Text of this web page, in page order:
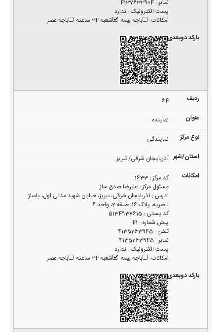
نمابر:
4137632904
پست الکترونیک:ندارد
امکانات: باجه بیمه شعبه 24 ساعته باجه عصر
64
نماینده
نمایندگی
آذربایجان شرقی/ تبریز
کد مرکز:
1633
مسئول مرکز:علیرضا صدق ساز
آدرس:آذربایجان شرقی، تبریز، خیابان شهید مدنی اول، پاساژ
ناصریه، پلاک 16، طبقه 2، واحد 6
کد پستی :
5134937615
پیش شماره :
41
تلفن :
4135263945
نمابر:
4135263945
پست الکترونیک:ندارد
امکانات: باجه بیمه شعبه 24 ساعته باجه عصر